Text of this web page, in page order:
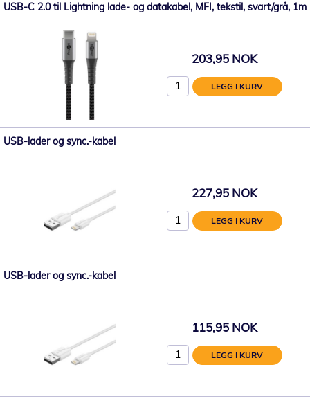
USB-C 2.0 til Lightning lade- og datakabel, MFI, tekstil, svart/grå, 1m
203,95 NOK
LEGG I KURV
USB-lader og sync.-kabel
227,95 NOK
LEGG I KURV
USB-lader og sync.-kabel
115,95 NOK
LEGG I KURV